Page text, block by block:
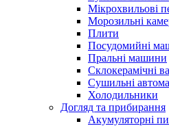
Мікрохвильові
Морозильні
Плити
Посудомийні
Пральні машини
Склокерамічні
Сушильні
Холодильники
Догляд та прибирання
Акумуляторні